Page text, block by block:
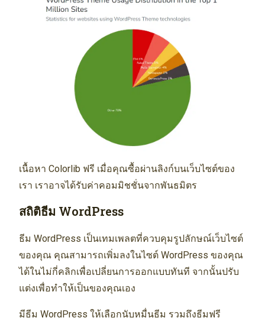
เนื้อหา Colorlib ฟรี เมื่อคุณซื้อผ่านลิงก์บนเว็บไซต์ของ
เรา เราอาจได้รับค่าคอมมิชชั่นจากพันธมิตร
สถิติธีม WordPress
ธีม WordPress เป็นเทมเพลตที่ควบคุมรูปลักษณ์เว็บไซต์
ของคุณ คุณสามารถเพิ่มลงในไซต์ WordPress ของคุณ
ได้ในไม่กี่คลิกเพื่อเปลี่ยนการออกแบบทันที จากนั้นปรับ
แต่งเพื่อทำให้เป็นของคุณเอง
มีธีม WordPress ให้เลือกนับหมื่นธีม รวมถึงธีมฟรี